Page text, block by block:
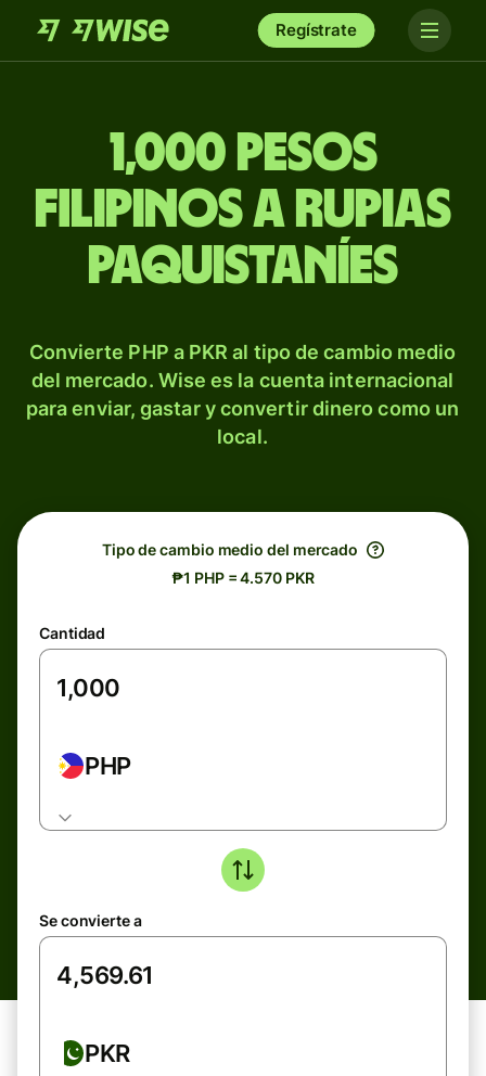
Regístrate
1,000 pesos
filipinos a rupias
paquistaníes
Convierte PHP a PKR al tipo de cambio medio
del mercado. Wise es la cuenta internacional
para enviar, gastar y convertir dinero como un
local.
Tipo de cambio medio del mercado
₱1 PHP = 4.570 PKR
Cantidad
PHP
Se convierte a
PKR